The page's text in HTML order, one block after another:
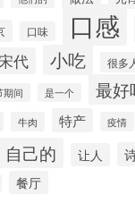
口味 口感
宋代 小吃 很多
期间 是一个 最好
牛肉 特产 疫情
自己的 让人
餐厅